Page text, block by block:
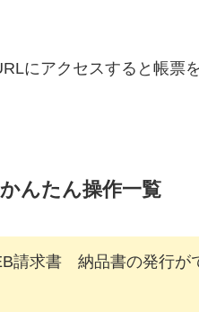
にアクセスすると帳票
んたん操作一覧
請求書 納品書の発行が